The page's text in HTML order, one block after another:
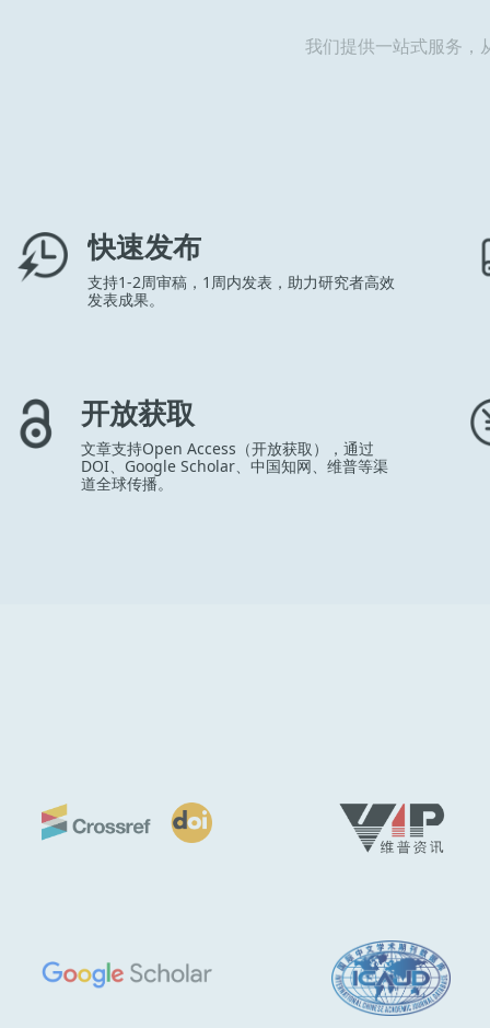
快速发布
支持1-2周审稿，1周内发表，助力研究者高效
发表成果。
开放获取
文章支持Open Access（开放获取），通过
DOI、Google Scholar、中国知网、维普等渠
道全球传播。
我们提供一站式服务，